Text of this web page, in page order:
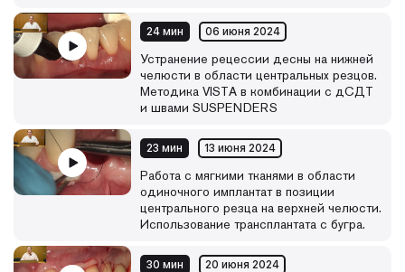
24 мин 06 июня 2024
Устранение рецессии десны на нижней
челюсти в области центральных резцов.
Методика VISTА в комбинации с дСДТ
и швами SUSPENDERS
23 мин 13 июня 2024
Работа с мягкими тканями в области
одиночного имплантат в позиции
центрального резца на верхней челюсти.
Использование трансплантата с бугра.
30 мин 20 июня 2024